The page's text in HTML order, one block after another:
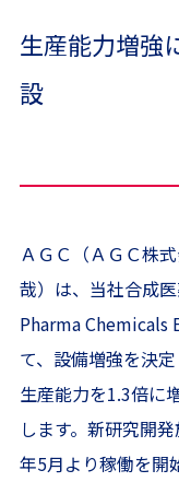
生産能力増強
設
ＡＧＣ（ＡＧＣ株
哉）は、当社合成
Pharma Chemicals
て、設備増強を決
生産能力を1.3倍に
します。新研究開
年5月より稼働を開